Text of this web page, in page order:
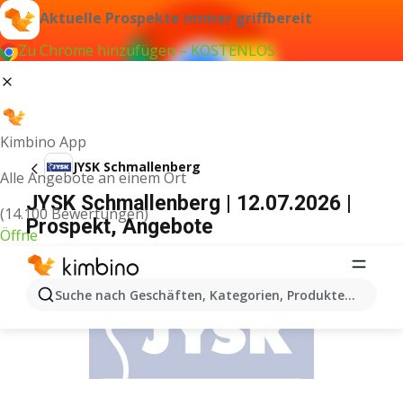
Aktuelle Prospekte immer griffbereit
Zu Chrome hinzufügen – KOSTENLOS
Kimbino App
Alle Angebote an einem Ort
(14.100 Bewertungen)
Öffne
Suche nach Geschäften, Kategorien, Produkten...
JYSK Schmallenberg
JYSK Schmallenberg | 12.07.2026 |
Prospekt, Angebote